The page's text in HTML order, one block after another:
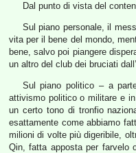
Dal punto di vista del
Sul piano personale, il
vita per il bene del mondo,
bene, salvo poi piangere
un altro del club dei bruciati
Sul piano politico – a
attivismo politico o militare e
un certo tono di tronfio
esattamente come abbiamo
milioni di volte più digeribile,
Qin, fatta apposta per farvelo